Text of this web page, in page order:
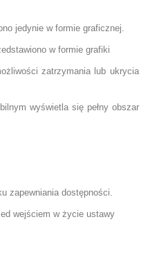
jedynie w formie graficznej.
w formie grafiki
zatrzymania lub ukrycia
wyświetla się pełny obszar
zapewniania dostępności.
wejściem w życie ustawy